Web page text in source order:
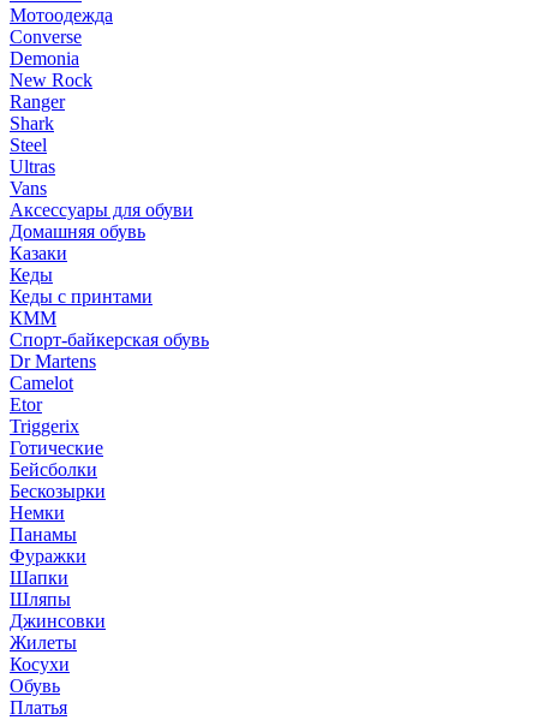
Мотоодежда
Converse
Demonia
New Rock
Ranger
Shark
Steel
Ultras
Vans
Аксессуары для обуви
Домашняя обувь
Казаки
Кеды
Кеды с принтами
КММ
Спорт-байкерская обувь
Dr Martens
Camelot
Etor
Triggerix
Готические
Бейсболки
Бескозырки
Немки
Панамы
Фуражки
Шапки
Шляпы
Джинсовки
Жилеты
Косухи
Обувь
Платья